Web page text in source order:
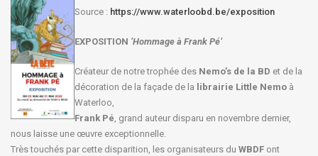
Source : https://www.waterloobd.be/exposition
EXPOSITION ‘Hommage à Frank Pé’
Créateur de notre trophée des Nemo’s de la BD et de la
décoration de la façade de la librairie Little Nemo à
Waterloo,
Frank Pé, grand auteur disparu en novembre dernier,
nous laisse une œuvre exceptionnelle.
Très touchés par cette disparition, les organisateurs du WBDF ont